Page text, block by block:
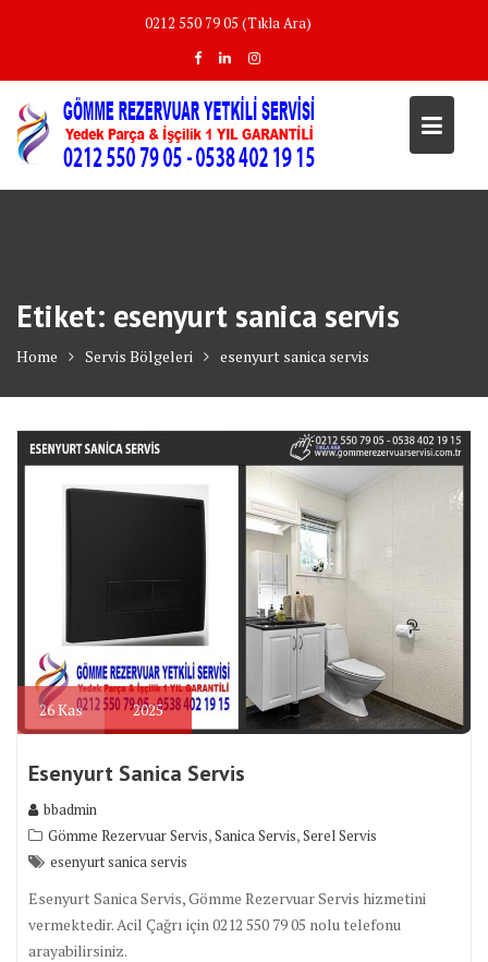
0212 550 79 05 (Tıkla Ara)
Etiket: esenyurt sanica servis
Home Servis Bölgeleri esenyurt sanica servis
26Kas 2025
Esenyurt Sanica Servis
bbadmin
Gömme Rezervuar Servis,Sanica Servis,Serel Servis
esenyurt sanica servis
Esenyurt Sanica Servis, Gömme Rezervuar Servis hizmetini
vermektedir. Acil Çağrı için 0212 550 79 05 nolu telefonu
arayabilirsiniz.